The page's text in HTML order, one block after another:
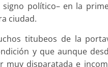
político– en la
ciudad.
titubeos de la
y que aunque
muy disparatada e